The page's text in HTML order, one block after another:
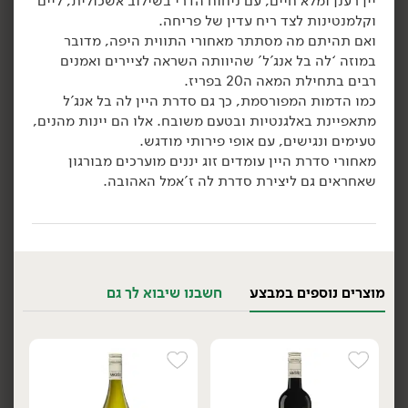
הוספה לסל
49.90
₪/ יח׳
6.65 ₪ ל-100 מ״ל
44.90
₪/ יח׳
750 מ״ל
5.99 ₪ ל-100 מ״ל
וקלמנטינות לצד ריח עדין של פריחה.
ואם תהיתם מה מסתתר מאחורי התווית היפה, מדובר
במוזה ‘לה בל אנג’ל’ שהיוותה השראה לציירים ואמנים
רבים בתחילת המאה ה20 בפריז.
כמו הדמות המפורסמת, כך גם סדרת היין לה בל אנג’ל
מתאפיינת באלגנטיות ובטעם משובח. אלו הם יינות מהנים,
טעימים ונגישים, עם אופי פירותי מודגש.
מאחורי סדרת היין עומדים זוג יננים מוערכים מבורגון
שאחראים גם ליצירת סדרת לה ז’אמל האהובה.
מוצרים נוספים במבצע חשבנו שיבוא לך גם